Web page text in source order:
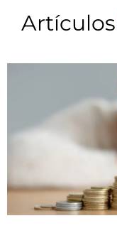
Artículos